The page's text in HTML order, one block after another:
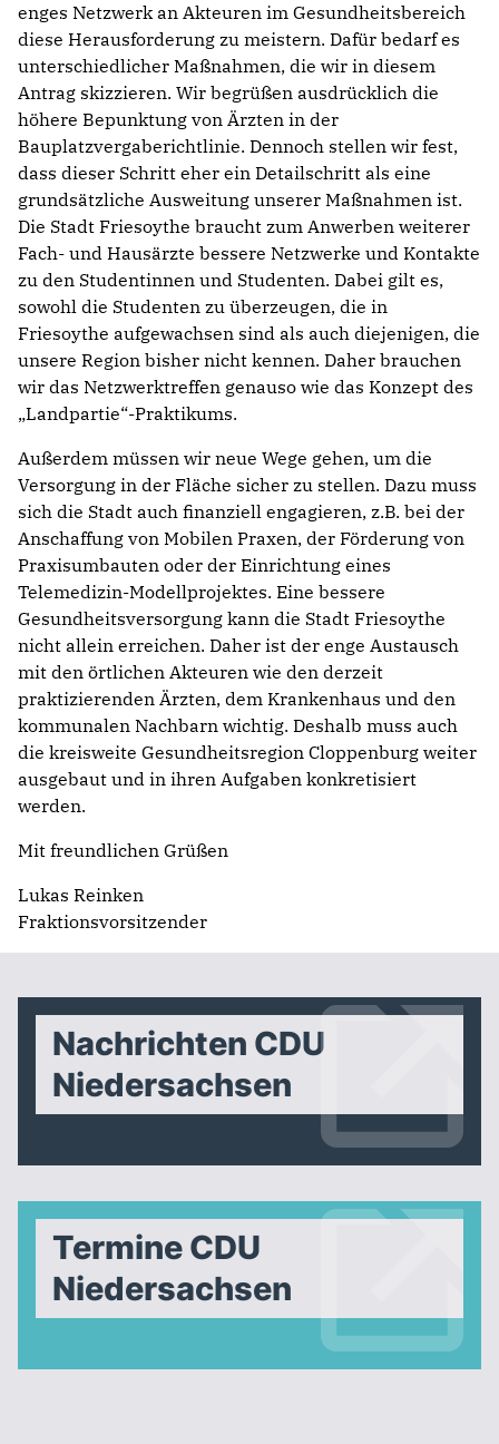
enges Netzwerk an Akteuren im Gesundheitsbereich
diese Herausforderung zu meistern. Dafür bedarf es
unterschiedlicher Maßnahmen, die wir in diesem
Antrag skizzieren. Wir begrüßen ausdrücklich die
höhere Bepunktung von Ärzten in der
Bauplatzvergaberichtlinie. Dennoch stellen wir fest,
dass dieser Schritt eher ein Detailschritt als eine
grundsätzliche Ausweitung unserer Maßnahmen ist.
Die Stadt Friesoythe braucht zum Anwerben weiterer
Fach- und Hausärzte bessere Netzwerke und Kontakte
zu den Studentinnen und Studenten. Dabei gilt es,
sowohl die Studenten zu überzeugen, die in
Friesoythe aufgewachsen sind als auch diejenigen, die
unsere Region bisher nicht kennen. Daher brauchen
wir das Netzwerktreffen genauso wie das Konzept des
„Landpartie“-Praktikums.
Außerdem müssen wir neue Wege gehen, um die
Versorgung in der Fläche sicher zu stellen. Dazu muss
sich die Stadt auch finanziell engagieren, z.B. bei der
Anschaffung von Mobilen Praxen, der Förderung von
Praxisumbauten oder der Einrichtung eines
Telemedizin-Modellprojektes. Eine bessere
Gesundheitsversorgung kann die Stadt Friesoythe
nicht allein erreichen. Daher ist der enge Austausch
mit den örtlichen Akteuren wie den derzeit
praktizierenden Ärzten, dem Krankenhaus und den
kommunalen Nachbarn wichtig. Deshalb muss auch
die kreisweite Gesundheitsregion Cloppenburg weiter
ausgebaut und in ihren Aufgaben konkretisiert
werden.
Mit freundlichen Grüßen
Lukas Reinken
Fraktionsvorsitzender
Nachrichten CDU
Niedersachsen
Termine CDU
Niedersachsen